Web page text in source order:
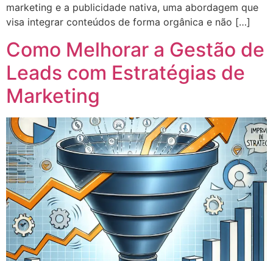
marketing e a publicidade nativa, uma abordagem que
visa integrar conteúdos de forma orgânica e não […]
Como Melhorar a Gestão de
Leads com Estratégias de
Marketing